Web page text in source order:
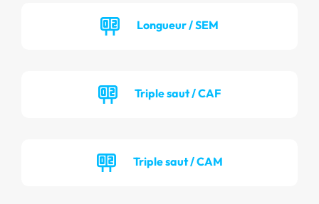
Longueur / SEM
Triple saut / CAF
Triple saut / CAM